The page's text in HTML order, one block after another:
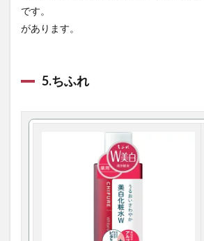
です。
があります。
5.ちふれ